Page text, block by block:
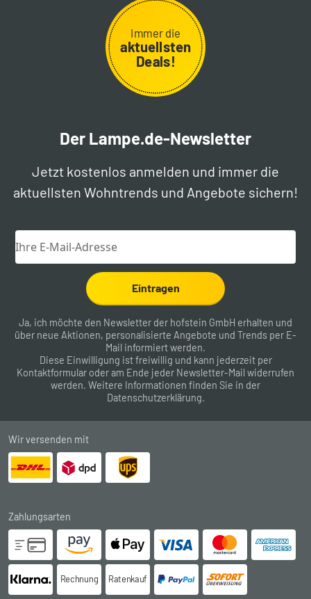
Immer die
aktuellsten
Deals!
Der Lampe.de-Newsletter
Jetzt kostenlos anmelden und immer die
aktuellsten Wohntrends und Angebote sichern!
Eintragen
Ja, ich möchte den Newsletter der hofstein GmbH erhalten und
über neue Aktionen, personalisierte Angebote und Trends per E-
Mail informiert werden.
Diese Einwilligung ist freiwillig und kann jederzeit per
Kontaktformular oder am Ende jeder Newsletter-Mail widerrufen
werden. Weitere Informationen finden Sie in der
Datenschutzerklärung.
Wir versenden mit
Zahlungsarten
Rechnung Ratenkauf